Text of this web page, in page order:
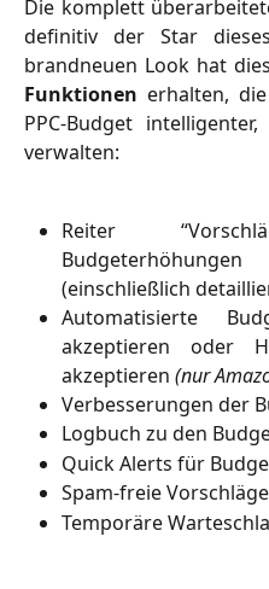
Die komplett
definitiv der Star
brandneuen Look hat
Funktionen erhalten,
PPC-Budget
verwalten:
Reiter
(einschließlich
Automatisierte
akzeptieren oder
akzeptieren (nur
Verbesserungen der
Logbuch zu den
Quick Alerts für
Spam-freie Vorschläge
Temporäre